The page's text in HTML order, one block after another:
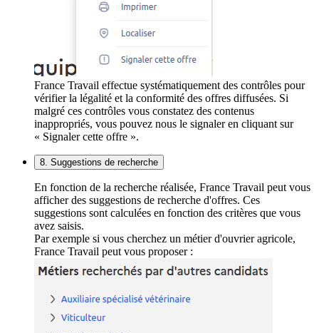
France Travail effectue systématiquement des contrôles pour
vérifier la légalité et la conformité des offres diffusées. Si
malgré ces contrôles vous constatez des contenus
inappropriés, vous pouvez nous le signaler en cliquant sur
« Signaler cette offre ».
8. Suggestions de recherche
En fonction de la recherche réalisée, France Travail peut vous
afficher des suggestions de recherche d'offres. Ces
suggestions sont calculées en fonction des critères que vous
avez saisis.
Par exemple si vous cherchez un métier d'ouvrier agricole,
France Travail peut vous proposer :